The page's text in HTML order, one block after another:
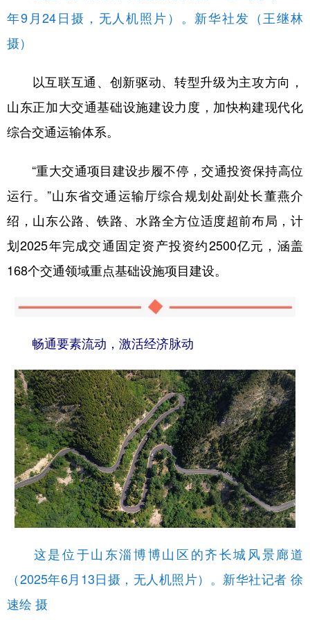
年9月24日摄，无人机照片）。新华社发（王继林
摄）
以互联互通、创新驱动、转型升级为主攻方向，
山东正加大交通基础设施建设力度，加快构建现代化
综合交通运输体系。
“重大交通项目建设步履不停，交通投资保持高位
运行。”山东省交通运输厅综合规划处副处长董燕介
绍，山东公路、铁路、水路全方位适度超前布局，计
划2025年完成交通固定资产投资约2500亿元，涵盖
168个交通领域重点基础设施项目建设。
畅通要素流动，激活经济脉动
这是位于山东淄博博山区的齐长城风景廊道
（2025年6月13日摄，无人机照片）。新华社记者 徐
速绘 摄